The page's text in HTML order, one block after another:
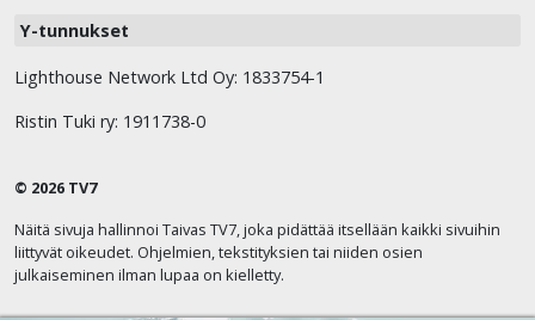
Y-tunnukset
Lighthouse Network Ltd Oy: 1833754-1
Ristin Tuki ry: 1911738-0
© 2026 TV7
Näitä sivuja hallinnoi Taivas TV7, joka pidättää itsellään kaikki sivuihin
liittyvät oikeudet. Ohjelmien, tekstityksien tai niiden osien
julkaiseminen ilman lupaa on kielletty.